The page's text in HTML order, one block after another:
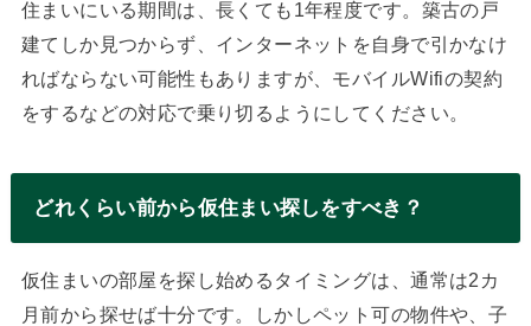
住まいにいる期間は、長くても1年程度です。築古の戸
建てしか見つからず、インターネットを自身で引かなけ
ればならない可能性もありますが、モバイルWifiの契約
をするなどの対応で乗り切るようにしてください。
どれくらい前から仮住まい探しをすべき？
仮住まいの部屋を探し始めるタイミングは、通常は2カ
月前から探せば十分です。しかしペット可の物件や、子